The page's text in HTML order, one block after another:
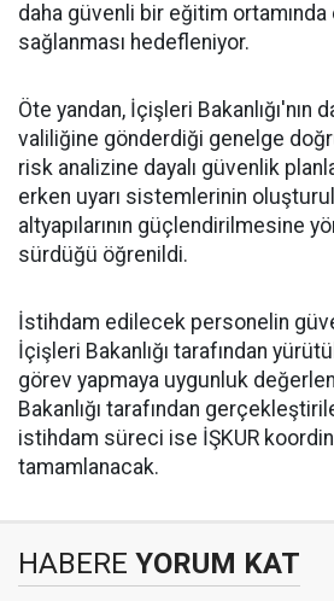
daha güvenli bir eğitim
sağlanması hedefleniyor.
Öte yandan, İçişleri Bakanlığı'nın
valiliğine gönderdiği genelge
risk analizine dayalı güvenlik
erken uyarı sistemlerinin
altyapılarının güçlendirilmesine
sürdüğü öğrenildi.
İstihdam edilecek personelin
İçişleri Bakanlığı tarafından
görev yapmaya uygunluk
Bakanlığı tarafından
istihdam süreci ise İŞKUR
tamamlanacak.
HABERE YORUM KAT